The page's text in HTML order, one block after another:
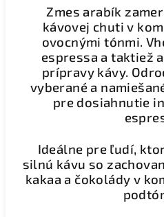
Zmes arabík
kávovej chuti v
ovocnými tónmi.
espressa a taktiež
prípravy kávy.
vyberané a
pre dosiahnutie
Ideálne pre ľudí,
silnú kávu so
kakaa a čokolády v